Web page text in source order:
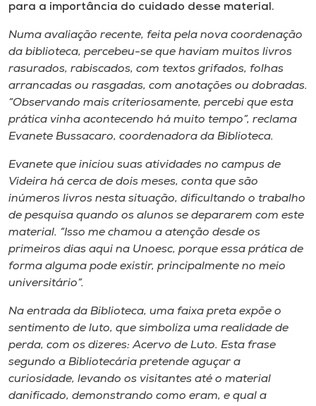
para a importância do cuidado desse material.
Numa avaliação recente, feita pela nova coordenação
da biblioteca, percebeu-se que haviam muitos livros
rasurados, rabiscados, com textos grifados, folhas
arrancadas ou rasgadas, com anotações ou dobradas.
“Observando mais criteriosamente, percebi que esta
prática vinha acontecendo há muito tempo”, reclama
Evanete Bussacaro, coordenadora da Biblioteca.
Evanete que iniciou suas atividades no campus de
Videira há cerca de dois meses, conta que são
inúmeros livros nesta situação, dificultando o trabalho
de pesquisa quando os alunos se depararem com este
material. “Isso me chamou a atenção desde os
primeiros dias aqui na Unoesc, porque essa prática de
forma alguma pode existir, principalmente no meio
universitário”.
Na entrada da Biblioteca, uma faixa preta expõe o
sentimento de luto, que simboliza uma realidade de
perda, com os dizeres: Acervo de Luto. Esta frase
segundo a Bibliotecária pretende aguçar a
curiosidade, levando os visitantes até o material
danificado, demonstrando como eram, e qual a